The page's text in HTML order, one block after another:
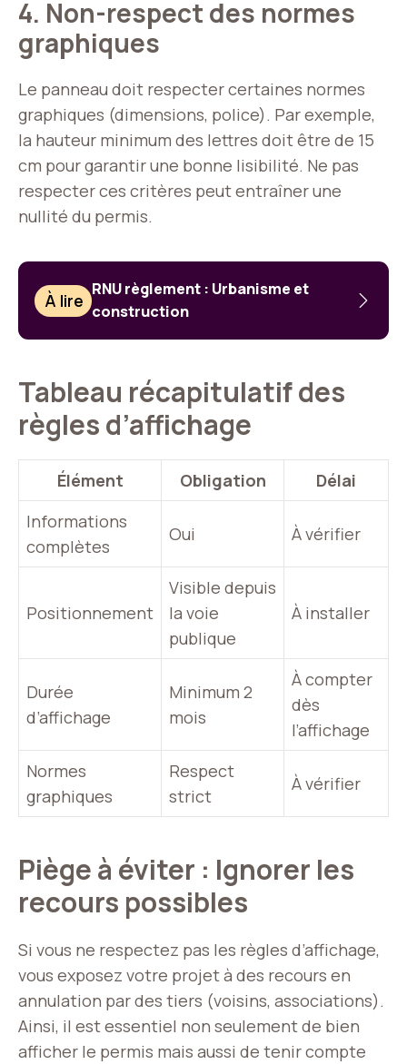
4. Non-respect des normes
graphiques
Le panneau doit respecter certaines normes
graphiques (dimensions, police). Par exemple,
la hauteur minimum des lettres doit être de 15
cm pour garantir une bonne lisibilité. Ne pas
respecter ces critères peut entraîner une
nullité du permis.
À lire
RNU règlement : Urbanisme et
construction
Tableau récapitulatif des
règles d’affichage
Élément Obligation
Délai
Informations
complètes
Oui À vérifier
Positionnement
Visible depuis
la voie
publique
À installer
Durée
d’affichage
Minimum 2
mois
À compter
dès
l’affichage
Normes
graphiques
Respect
strict
À vérifier
Piège à éviter : Ignorer les
recours possibles
Si vous ne respectez pas les règles d’affichage,
vous exposez votre projet à des recours en
annulation par des tiers (voisins, associations).
Ainsi, il est essentiel non seulement de bien
afficher le permis mais aussi de tenir compte